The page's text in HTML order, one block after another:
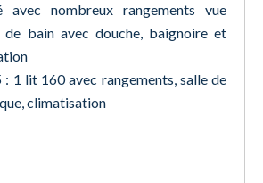
avec nombreux rangements vue
de bain avec douche, baignoire et
1 lit 160 avec rangements, salle de
climatisation